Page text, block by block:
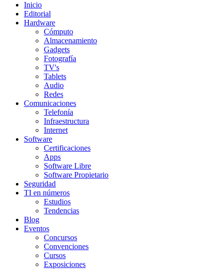
Inicio
Editorial
Hardware
Cómputo
Almacenamiento
Gadgets
Fotografía
TV's
Tablets
Audio
Redes
Comunicaciones
Telefonía
Infraestructura
Internet
Software
Certificaciones
Apps
Software Libre
Software Propietario
Seguridad
TI en números
Estudios
Tendencias
Blog
Eventos
Concursos
Convenciones
Cursos
Exposiciones